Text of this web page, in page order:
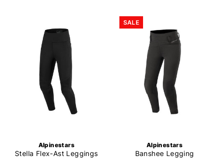
Alpinestars
Stella Flex-Ast Leggings
SALE
Alpinestars
Banshee Legging